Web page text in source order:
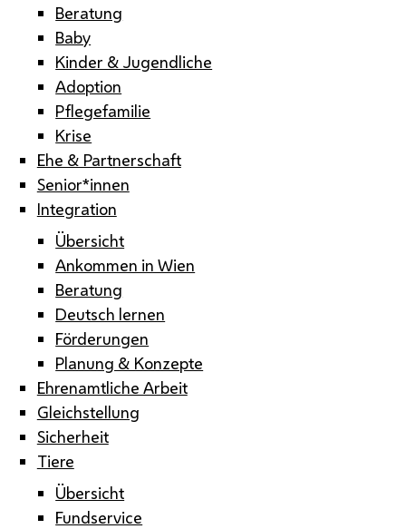
Beratung
Baby
Kinder & Jugendliche
Adoption
Pflegefamilie
Krise
Ehe & Partnerschaft
Senior*innen
Integration
Übersicht
Ankommen in Wien
Beratung
Deutsch lernen
Förderungen
Planung & Konzepte
Ehrenamtliche Arbeit
Gleichstellung
Sicherheit
Tiere
Übersicht
Fundservice